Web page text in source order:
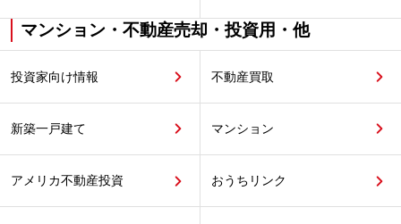
マンション・不動産売却・投資用・他
投資家向け情報 不動産買取
新築一戸建て マンション
アメリカ不動産投資 おうちリンク